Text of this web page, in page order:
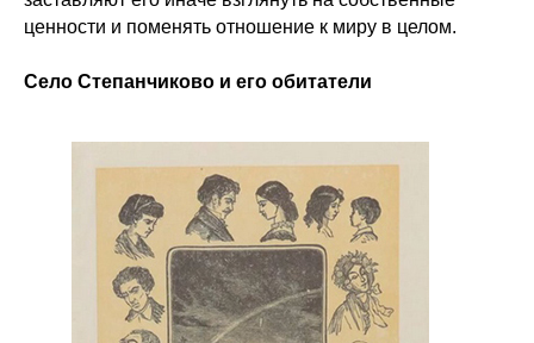
ценности и поменять отношение к миру в целом.
Село Степанчиково и его обитатели